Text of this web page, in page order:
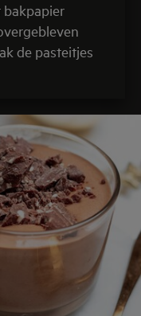
bakpapier
de pasteitjes